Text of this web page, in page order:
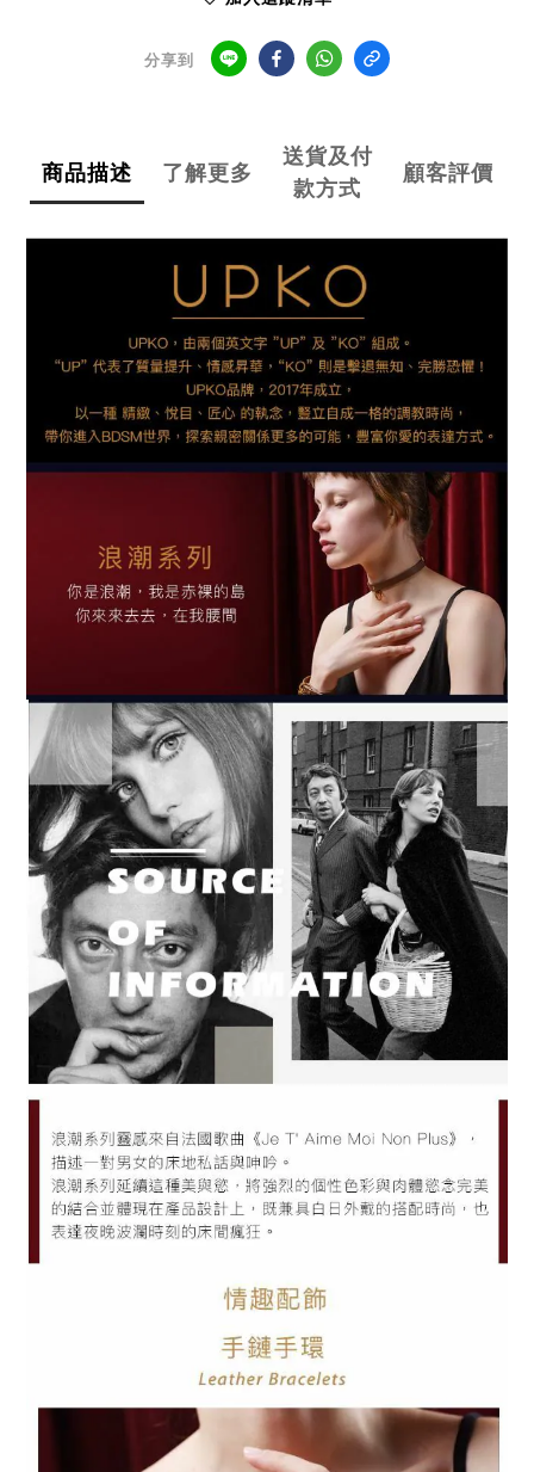
分享到
商品描述 了解更多
送貨及付
款方式
顧客評價